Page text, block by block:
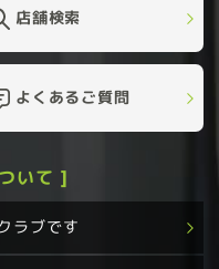
店舗検索
よくあるご質問
いて ]
ラブです